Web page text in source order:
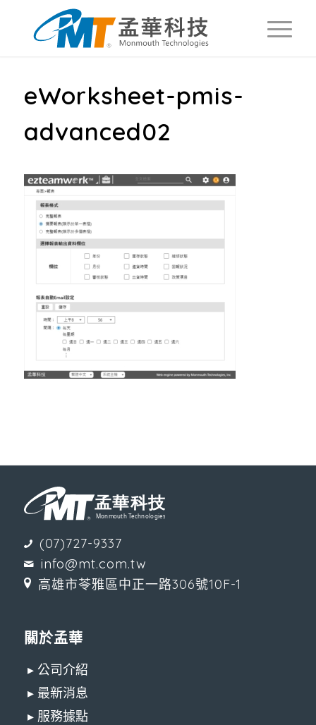
eWorksheet-pmis-
advanced02
(07)727-9337
info@mt.com.tw
高雄市苓雅區中正一路306號10F-1
關於孟華
▸ 公司介紹
▸ 最新消息
▸ 服務據點